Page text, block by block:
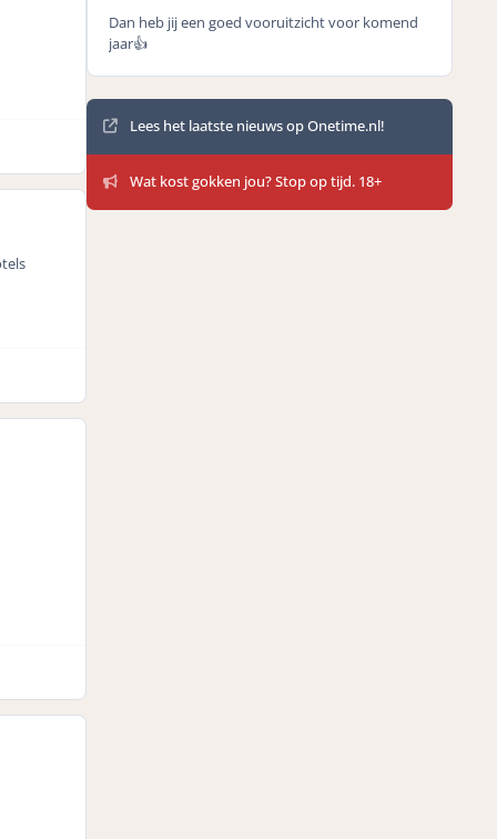
Dan heb jij een goed vooruitzicht voor komend
jaar👍
Mededelingen
Lees het laatste nieuws op Onetime.nl!
Wat kost gokken jou? Stop op tijd. 18+